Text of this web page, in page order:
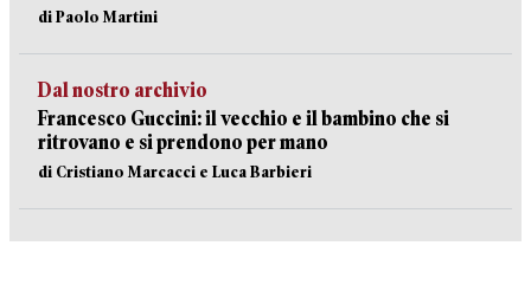
di Paolo Martini
Dal nostro archivio
Francesco Guccini: il vecchio e il bambino che si
ritrovano e si prendono per mano
di Cristiano Marcacci e Luca Barbieri